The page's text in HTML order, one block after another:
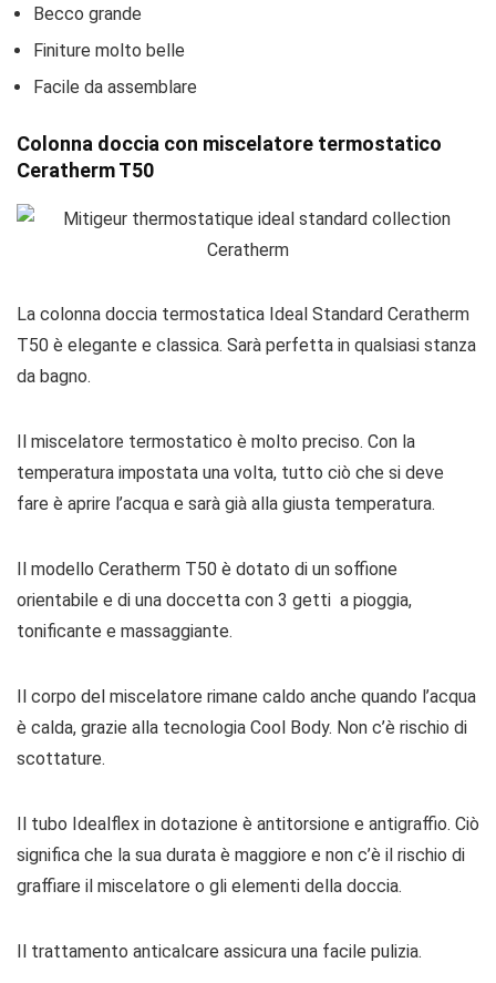
Becco grande
Finiture molto belle
Facile da assemblare
Colonna doccia con miscelatore termostatico
Ceratherm T50
La colonna doccia termostatica Ideal Standard Ceratherm
T50 è elegante e classica. Sarà perfetta in qualsiasi stanza
da bagno.
Il miscelatore termostatico è molto preciso. Con la
temperatura impostata una volta, tutto ciò che si deve
fare è aprire l’acqua e sarà già alla giusta temperatura.
Il modello Ceratherm T50 è dotato di un soffione
orientabile e di una doccetta con 3 getti a pioggia,
tonificante e massaggiante.
Il corpo del miscelatore rimane caldo anche quando l’acqua
è calda, grazie alla tecnologia Cool Body. Non c’è rischio di
scottature.
Il tubo Idealflex in dotazione è antitorsione e antigraffio. Ciò
significa che la sua durata è maggiore e non c’è il rischio di
graffiare il miscelatore o gli elementi della doccia.
Il trattamento anticalcare assicura una facile pulizia.